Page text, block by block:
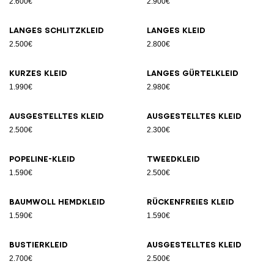
Langes Schlitzkleid
2.500€
Langes Kleid
2.800€
Kurzes Kleid
1.990€
Langes Gürtelkleid
2.980€
Ausgestelltes Kleid
2.500€
Ausgestelltes Kleid
2.300€
Popeline-Kleid
1.590€
Tweedkleid
2.500€
Baumwoll Hemdkleid
1.590€
Rückenfreies Kleid
1.590€
Bustierkleid
2.700€
Ausgestelltes Kleid
2.500€